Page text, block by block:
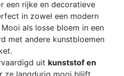
een rijke en decoratieve
in zowel een modern
als losse bloem in een
met andere kunstbloemen
uit kunststof en
ze langdurig mooi blijft